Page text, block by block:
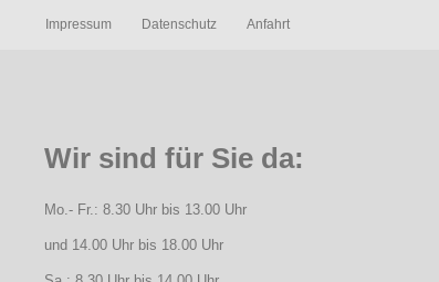
Impressum Datenschutz Anfahrt
Wir sind für Sie da:
Mo.- Fr.: 8.30 Uhr bis 13.00 Uhr
und 14.00 Uhr bis 18.00 Uhr